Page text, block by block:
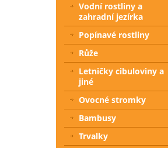
Vodní rostliny a
zahradní jezírka
Popínavé rostliny
Růže
Letničky cibuloviny a
jiné
Ovocné stromky
Bambusy
Trvalky